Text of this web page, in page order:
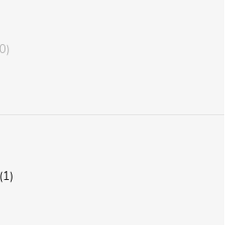
0
1